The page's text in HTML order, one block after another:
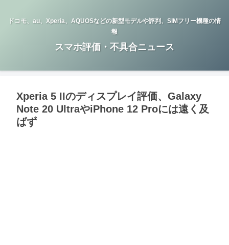
ドコモ、au、Xperia、AQUOSなどの新型モデルや評判、SIMフリー機種の情
報
スマホ評価・不具合ニュース
Xperia 5 IIのディスプレイ評価、Galaxy
Note 20 UltraやiPhone 12 Proには遠く及
ばず